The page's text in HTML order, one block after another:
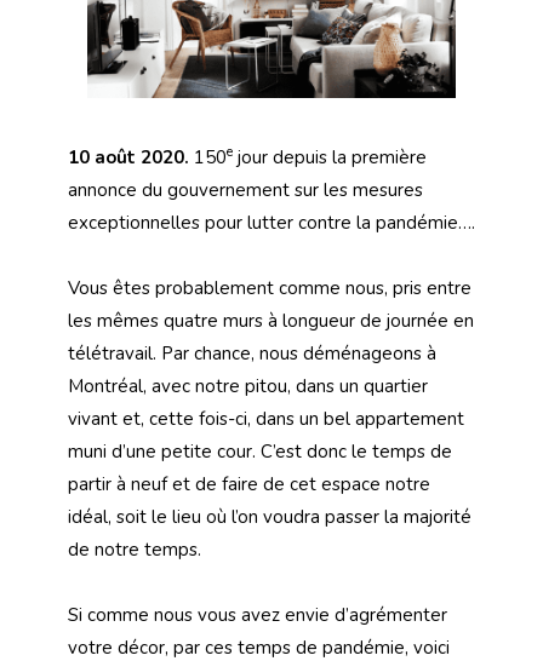
10 août 2020. 150e jour depuis la première
annonce du gouvernement sur les mesures
exceptionnelles pour lutter contre la pandémie….
Vous êtes probablement comme nous, pris entre
les mêmes quatre murs à longueur de journée en
télétravail. Par chance, nous déménageons à
Montréal, avec notre pitou, dans un quartier
vivant et, cette fois-ci, dans un bel appartement
muni d’une petite cour. C’est donc le temps de
partir à neuf et de faire de cet espace notre
idéal, soit le lieu où l’on voudra passer la majorité
de notre temps.
Si comme nous vous avez envie d’agrémenter
votre décor, par ces temps de pandémie, voici